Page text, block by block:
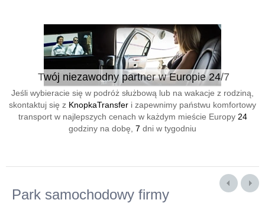
Twój niezawodny partner w Europie 24/7
Jeśli wybieracie się w podróż służbową lub na wakacje z rodziną,
skontaktuj się z KnopkaTransfer i zapewnimy państwu komfortowy
transport w najlepszych cenach w każdym mieście Europy 24
godziny na dobę, 7 dni w tygodniu
Park samochodowy firmy